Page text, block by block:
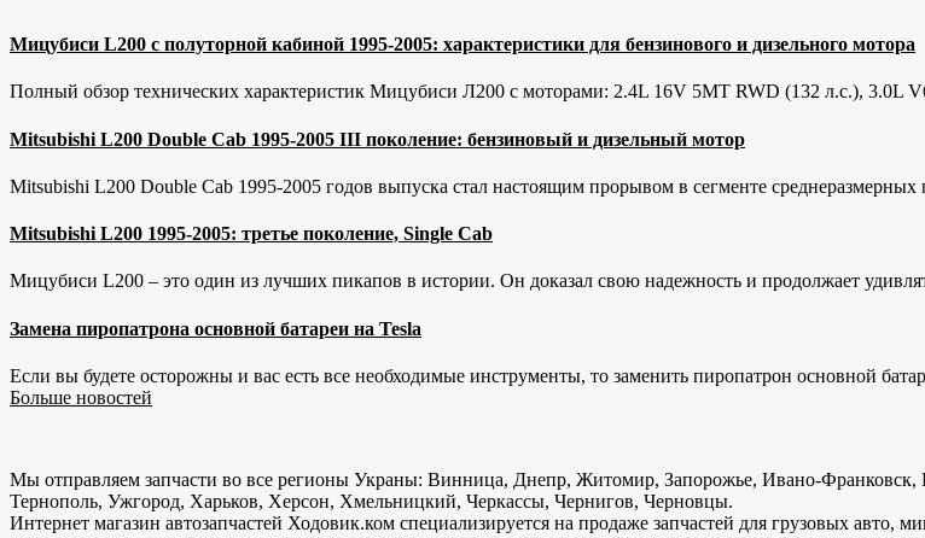
Мицубиси L200 с полуторной кабиной 1995-2005: характеристики для бензинового и дизельного мотора
Полный обзор технических характеристик Мицубиси Л200 с моторами: 2.4L 16V 5MT RWD (132 л.с.), 3.0L
Mitsubishi L200 Double Cab 1995-2005 III поколение: бензиновый и дизельный мотор
Mitsubishi L200 Double Cab 1995-2005 годов выпуска стал настоящим прорывом в сегменте среднеразмерных
Mitsubishi L200 1995-2005: третье поколение, Single Cab
Мицубиси L200 – это один из лучших пикапов в истории. Он доказал свою надежность и продолжает
Замена пиропатрона основной батареи на Tesla
Если вы будете осторожны и вас есть все необходимые инструменты, то заменить пиропатрон основной
Больше новостей
Мы отправляем запчасти во все регионы Украны: Винница, Днепр, Житомир, Запорожье, Ивано-
Тернополь, Ужгород, Харьков, Херсон, Хмельницкий, Черкассы, Чернигов, Черновцы.
Интернет магазин автозапчастей Ходовик.ком специализируется на продаже запчастей для грузовых